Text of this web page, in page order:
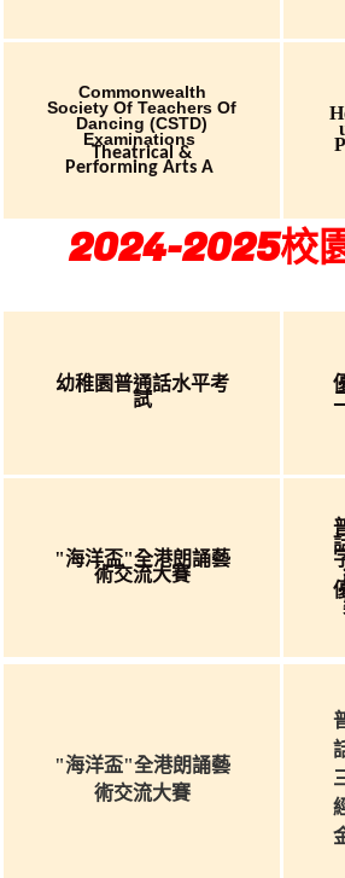
Commonwealth
Society Of Teachers Of
Dancing (CSTD)
Examinations
Theatrical &
Performing Arts A
2024-2025校
幼稚園普通話水平考
試
"海洋盃"全港朗誦藝
術交流大賽
"海洋盃"全港朗誦藝
術交流大賽